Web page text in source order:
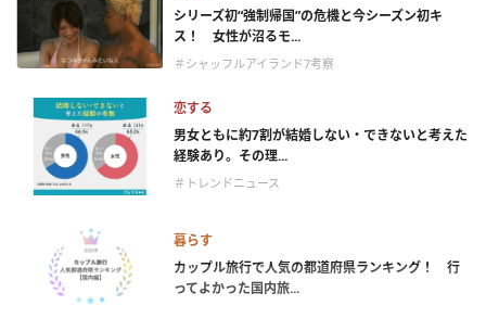
シリーズ初“強制帰国”の危機と今シーズン初キ
ス！ 女性が沼るモ...
＃シャッフルアイランド7考察
恋する
男女ともに約7割が結婚しない・できないと考えた
経験あり。その理...
＃トレンドニュース
暮らす
カップル旅行で人気の都道府県ランキング！ 行
ってよかった国内旅...